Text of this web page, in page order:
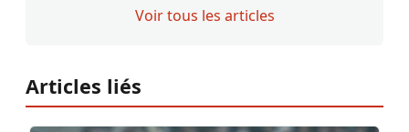
Voir tous les articles
Articles liés